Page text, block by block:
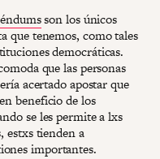
son los únicos
que tenemos, como tales
democráticas.
que las personas
acertado apostar que
beneficio de los
se les permite a lxs
estxs tienden a
importantes.